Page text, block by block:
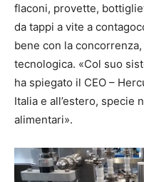
flaconi, provette,
da tappi a vite a
bene con la
tecnologica. «Col suo
ha spiegato il CEO –
Italia e all’estero, specie
alimentari».